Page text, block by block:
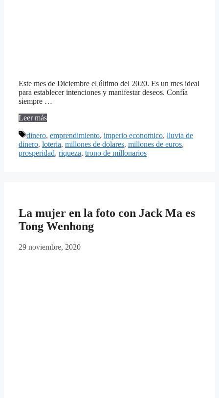
Este mes de Diciembre el último del 2020. Es un mes ideal
para establecer intenciones y manifestar deseos. Confía
siempre …
Leer más
Etiquetas
dinero, emprendimiento, imperio economico, lluvia de
dinero, loteria, millones de dolares, millones de euros,
prosperidad, riqueza, trono de millonarios
La mujer en la foto con Jack Ma es
Tong Wenhong
29 noviembre, 2020